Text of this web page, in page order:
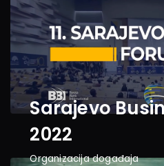
Sarajevo
2022
Organizacija događaja